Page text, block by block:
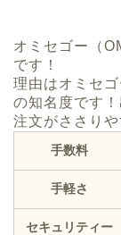
オミセゴー（
です！
理由はオミセ
の知名度です
注文がささり
手数料
手軽さ
セキュリティー